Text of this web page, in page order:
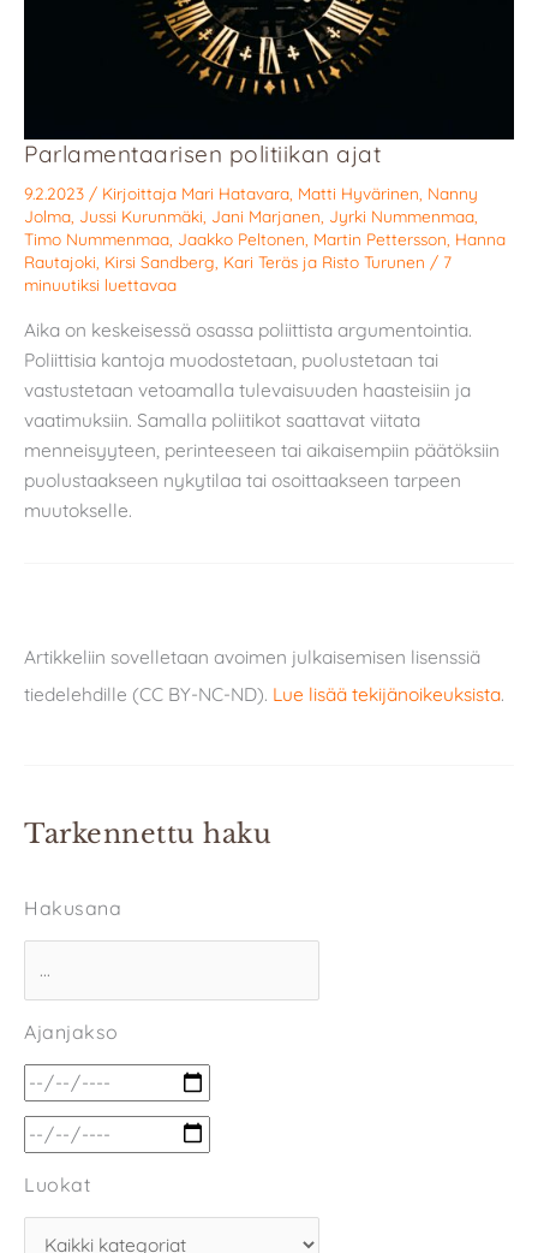
Parlamentaarisen politiikan ajat
9.2.2023 / Kirjoittaja Mari Hatavara Matti Hyvärinen Nanny
Jolma Jussi Kurunmäki Jani Marjanen Jyrki Nummenmaa
Timo Nummenmaa Jaakko Peltonen Martin Pettersson Hanna
Rautajoki Kirsi Sandberg Kari Teräs ja Risto Turunen / 7
minuutiksi luettavaa
Aika on keskeisessä osassa poliittista argumentointia.
Poliittisia kantoja muodostetaan, puolustetaan tai
vastustetaan vetoamalla tulevaisuuden haasteisiin ja
vaatimuksiin. Samalla poliitikot saattavat viitata
menneisyyteen, perinteeseen tai aikaisempiin päätöksiin
puolustaakseen nykytilaa tai osoittaakseen tarpeen
muutokselle.
Artikkeliin sovelletaan avoimen julkaisemisen lisenssiä
tiedelehdille (CC BY-NC-ND). Lue lisää tekijänoikeuksista.
Tarkennettu haku
Hakusana
Ajanjakso
Luokat